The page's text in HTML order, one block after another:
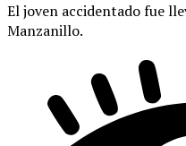
El joven accidentado fue
Manzanillo.